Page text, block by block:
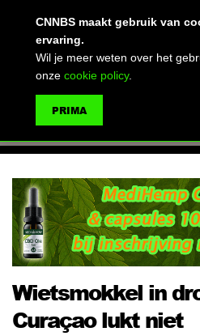
Wietsmokkel in
Curaçao lukt niet
CNNBS maakt gebruik van
ervaring.
Wil je meer weten over het
onze cookie policy.
PRIMA